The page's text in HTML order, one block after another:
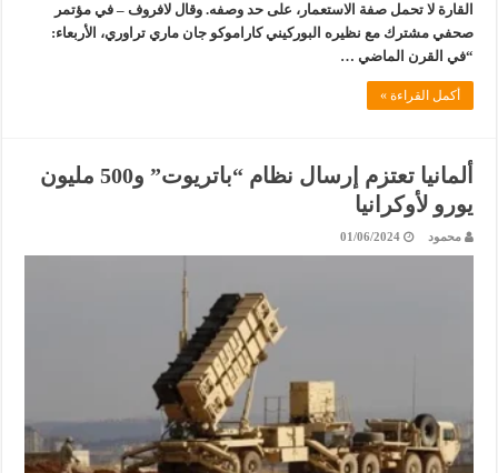
القارة لا تحمل صفة الاستعمار، على حد وصفه. وقال لافروف – في مؤتمر
صحفي مشترك مع نظيره البوركيني كاراموكو جان ماري تراوري، الأربعاء:
“في القرن الماضي …
أكمل القراءة »
ألمانيا تعتزم إرسال نظام “باتريوت” و500 مليون
يورو لأوكرانيا
محمود 01/06/2024